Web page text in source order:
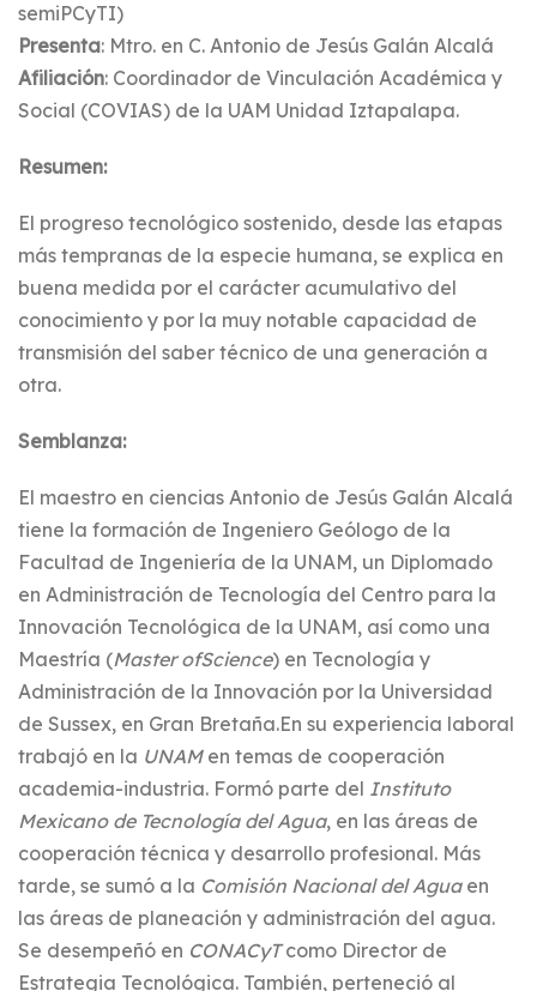
semiPCyTI)
Presenta: Mtro. en C. Antonio de Jesús Galán Alcalá
Afiliación: Coordinador de Vinculación Académica y
Social (COVIAS) de la UAM Unidad Iztapalapa.
Resumen:
El progreso tecnológico sostenido, desde las etapas
más tempranas de la especie humana, se explica en
buena medida por el carácter acumulativo del
conocimiento y por la muy notable capacidad de
transmisión del saber técnico de una generación a
otra.
Semblanza:
El maestro en ciencias Antonio de Jesús Galán Alcalá
tiene la formación de Ingeniero Geólogo de la
Facultad de Ingeniería de la UNAM, un Diplomado
en Administración de Tecnología del Centro para la
Innovación Tecnológica de la UNAM, así como una
Maestría (MasterofScience) en Tecnología y
Administración de la Innovación por la Universidad
de Sussex, en Gran Bretaña.En su experiencia laboral
trabajó en la UNAMen temas de cooperación
academia-industria. Formó parte del Instituto
Mexicano de Tecnología del Agua, en las áreas de
cooperación técnica y desarrollo profesional. Más
tarde, se sumó a la Comisión Nacional del Aguaen
las áreas de planeación y administración del agua.
Se desempeñó en CONACyTcomo Director de
Estrategia Tecnológica. También, perteneció al